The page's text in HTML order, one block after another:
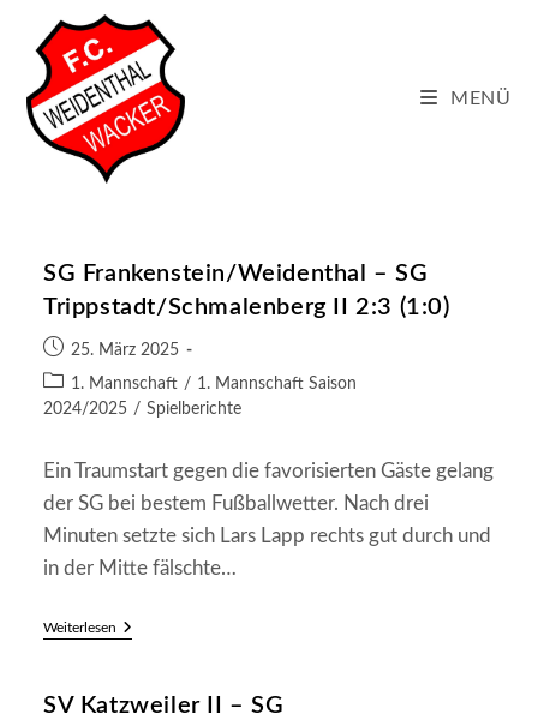
Inhalt
springen
MENÜ
SG Frankenstein/Weidenthal – SG
Trippstadt/Schmalenberg II 2:3 (1:0)
Beitrag
veröffentlicht:
25. März 2025
Beitrags-
Kategorie:
1. Mannschaft / 1. Mannschaft Saison
2024/2025 / Spielberichte
Ein Traumstart gegen die favorisierten Gäste gelang
der SG bei bestem Fußballwetter. Nach drei
Minuten setzte sich Lars Lapp rechts gut durch und
in der Mitte fälschte…
WeiterlesenSG
Trippstadt/Schmalenberg
SV Katzweiler II – SG